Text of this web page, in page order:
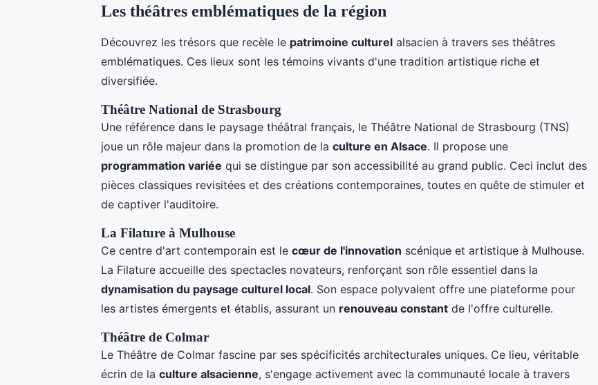
Les théâtres emblématiques de la région
Découvrez les trésors que recèle le patrimoine culturel alsacien à travers ses théâtres
emblématiques. Ces lieux sont les témoins vivants d'une tradition artistique riche et
diversifiée.
Théâtre National de Strasbourg
Une référence dans le paysage théâtral français, le Théâtre National de Strasbourg (TNS)
joue un rôle majeur dans la promotion de la culture en Alsace. Il propose une
programmation variée qui se distingue par son accessibilité au grand public. Ceci inclut des
pièces classiques revisitées et des créations contemporaines, toutes en quête de stimuler et
de captiver l'auditoire.
La Filature à Mulhouse
Ce centre d'art contemporain est le cœur de l'innovation scénique et artistique à Mulhouse.
La Filature accueille des spectacles novateurs, renforçant son rôle essentiel dans la
dynamisation du paysage culturel local. Son espace polyvalent offre une plateforme pour
les artistes émergents et établis, assurant un renouveau constant de l'offre culturelle.
Théâtre de Colmar
Le Théâtre de Colmar fascine par ses spécificités architecturales uniques. Ce lieu, véritable
écrin de la culture alsacienne, s'engage activement avec la communauté locale à travers